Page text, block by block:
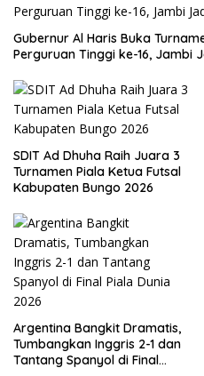
Gubernur Al Haris Buka
Perguruan Tinggi ke-16, Jambi
SDIT Ad Dhuha Raih Juara 3
Turnamen Piala Ketua Futsal
Kabupaten Bungo 2026
Argentina Bangkit Dramatis,
Tumbangkan Inggris 2-1 dan
Tantang Spanyol di Final